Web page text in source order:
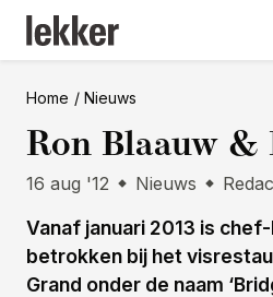
Home Nieuws
Ron Blaauw &
16 aug '12 Nieuws
Vanaf januari 2013 is
betrokken bij het
Grand onder de naam